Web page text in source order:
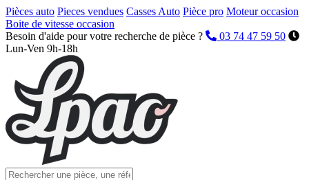
Pièces auto Pieces vendues Casses Auto Pièce pro Moteur occasion
Boite de vitesse occasion
Besoin d'aide pour votre recherche de pièce ?
03 74 47 59 50
Lun-Ven 9h-18h